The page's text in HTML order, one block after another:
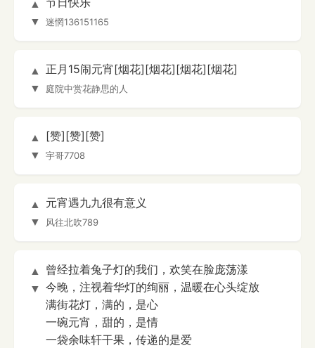
▲
▼
迷惘136151165
▲
▼
正月15闹元宵[烟花][烟花][烟花][烟花]
庭院中赏花静思的人
▲
▼
[赞][赞][赞]
宇哥7708
▲
▼
元宵遇九九很有意义
风往北吹789
▲
▼
曾经拉着兔子灯的我们，欢笑在脸庞荡漾
今晚，注视着华灯的绚丽，温暖在心头绽放
满街花灯，满的，是心
一碗元宵，甜的，是情
一袋余味轩干果，传递的是爱